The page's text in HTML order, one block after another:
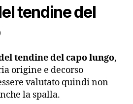
tendine del
tendine del capo lungo,
origine e decorso
valutato quindi non
la spalla.